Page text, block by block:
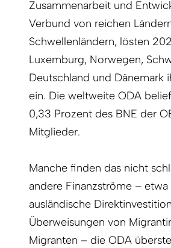
Zusammenarbeit und
Verbund von reichen
Schwellenländern, lösten
Luxemburg, Norwegen,
Deutschland und Dänemark
ein. Die weltweite ODA
0,33 Prozent des BNE der
Mitglieder.
Manche finden das nicht
andere Finanzströme –
ausländische
Überweisungen von
Migranten – die ODA